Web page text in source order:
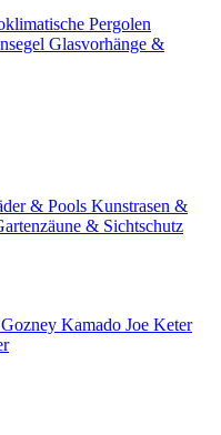
Pergolen
Glasvorhänge &
& Pools Kunstrasen &
& Sichtschutz
Gozney Kamado Joe Keter